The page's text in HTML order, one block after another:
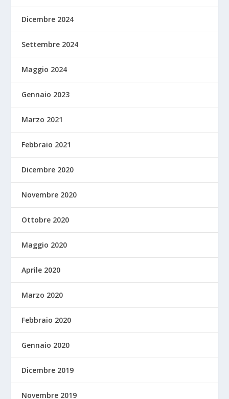
Dicembre 2024
Settembre 2024
Maggio 2024
Gennaio 2023
Marzo 2021
Febbraio 2021
Dicembre 2020
Novembre 2020
Ottobre 2020
Maggio 2020
Aprile 2020
Marzo 2020
Febbraio 2020
Gennaio 2020
Dicembre 2019
Novembre 2019